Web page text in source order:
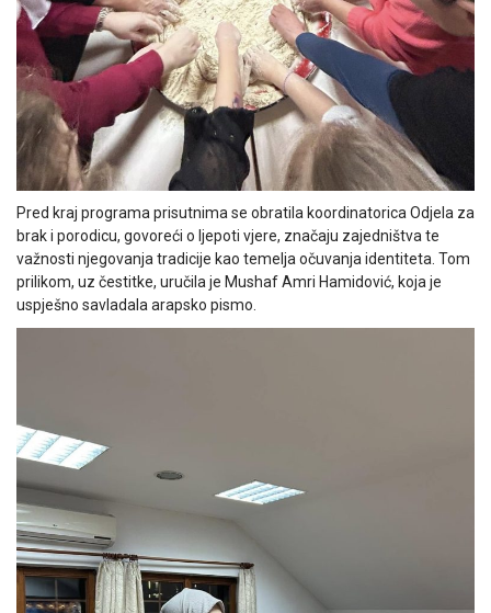
Pred kraj programa prisutnima se obratila koordinatorica Odjela za
brak i porodicu, govoreći o ljepoti vjere, značaju zajedništva te
važnosti njegovanja tradicije kao temelja očuvanja identiteta. Tom
prilikom, uz čestitke, uručila je Mushaf Amri Hamidović, koja je
uspješno savladala arapsko pismo.